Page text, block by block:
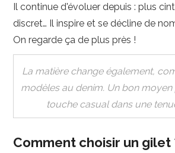
Il continue d'évoluer depuis : plus
discret… Il inspire et se décline de
On regarde ça de plus près !
La matière change également,
modèles au denim. Un bon
touche casual dans une
Comment choisir un gilet